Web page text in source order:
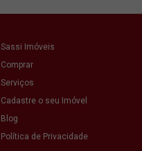
Sassi Imóveis
Comprar
Serviços
Cadastre o seu Imóvel
Blog
Política de Privacidade